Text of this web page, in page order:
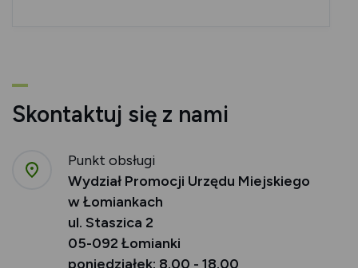
Skontaktuj się z nami
Punkt obsługi
Wydział Promocji Urzędu Miejskiego
w Łomiankach
ul. Staszica 2
05-092 Łomianki
poniedziałek: 8.00 - 18.00